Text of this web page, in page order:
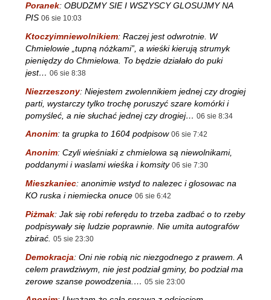
Poranek: OBUDZMY SIE I WSZYSCY GLOSUJMY NA
PIS 06 sie 10:03
Ktoczyimniewolnikiem: Raczej jest odwrotnie. W
Chmielowie „tupną nóżkami”, a wieśki kierują strumyk
pieniędzy do Chmielowa. To będzie działało do puki
jest… 06 sie 8:38
Niezrzeszony: Niejestem zwolennikiem jednej czy drogiej
parti, wystarczy tylko trochę poruszyć szare komórki i
pomyśleć, a nie słuchać jednej czy drogiej… 06 sie 8:34
Anonim: ta grupka to 1604 podpisow 06 sie 7:42
Anonim: Czyli wieśniaki z chmielowa są niewolnikami,
poddanymi i waslami wieśka i komsity 06 sie 7:30
Mieszkaniec: anonimie wstyd to nalezec i glosowac na
KO ruska i niemiecka onuce 06 sie 6:42
Piżmak: Jak się robi referędu to trzeba zadbać o to rzeby
podpisywały się ludzie poprawnie. Nie umita autografów
zbirać. 05 sie 23:30
Demokracja: Oni nie robią nic niezgodnego z prawem. A
celem prawdziwym, nie jest podział gminy, bo podział ma
zerowe szanse powodzenia.… 05 sie 23:00